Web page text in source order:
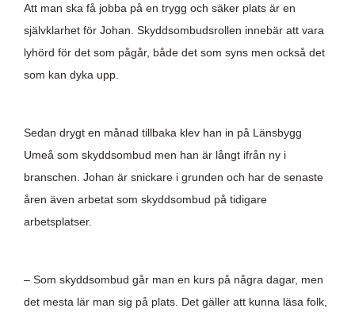
Att man ska få jobba på en trygg och säker plats är en
självklarhet för Johan. Skyddsombudsrollen innebär att vara
lyhörd för det som pågår, både det som syns men också det
som kan dyka upp.
Sedan drygt en månad tillbaka klev han in på Länsbygg
Umeå som skyddsombud men han är långt ifrån ny i
branschen. Johan är snickare i grunden och har de senaste
åren även arbetat som skyddsombud på tidigare
arbetsplatser.
– Som skyddsombud går man en kurs på några dagar, men
det mesta lär man sig på plats. Det gäller att kunna läsa folk,